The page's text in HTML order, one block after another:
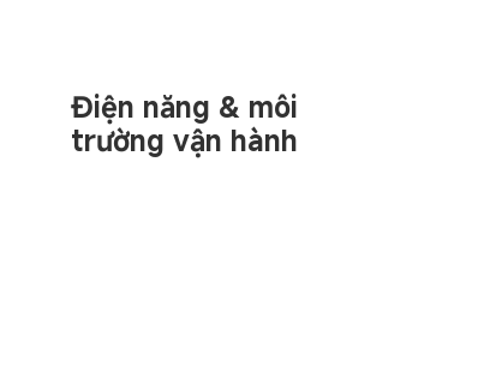
Điện năng & môi
trường vận hành